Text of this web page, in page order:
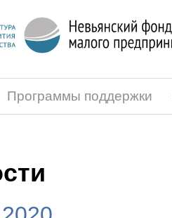
Программы поддержки